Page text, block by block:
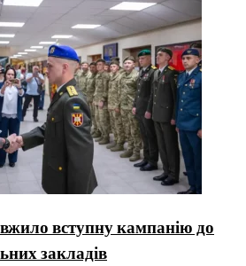
вступну кампанію до
закладів